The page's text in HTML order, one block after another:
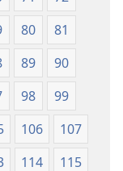
80
81
89
90
98
99
106
107
114
115